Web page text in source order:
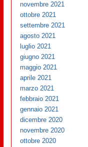
novembre 2021
ottobre 2021
settembre 2021
agosto 2021
luglio 2021
giugno 2021
maggio 2021
aprile 2021
marzo 2021
febbraio 2021
gennaio 2021
dicembre 2020
novembre 2020
ottobre 2020